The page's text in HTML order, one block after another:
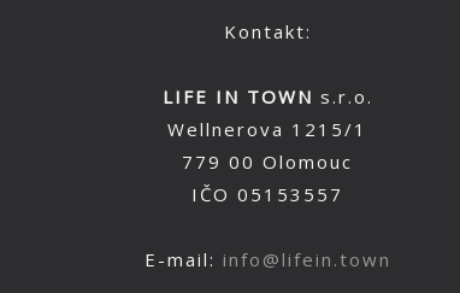
Kontakt:
LIFE IN TOWN s.r.o.
Wellnerova 1215/1
779 00 Olomouc
IČO 05153557
E-mail: info@lifein.town